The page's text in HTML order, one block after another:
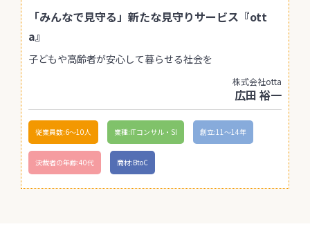
「みんなで見守る」新たな見守りサービス『ott
a』
子どもや高齢者が安心して暮らせる社会を
株式会社otta
広田 裕一
従業員数:6～10人 業種:ITコンサル・SI 創立:11〜14年
決裁者の年齢:40代 商材:BtoC